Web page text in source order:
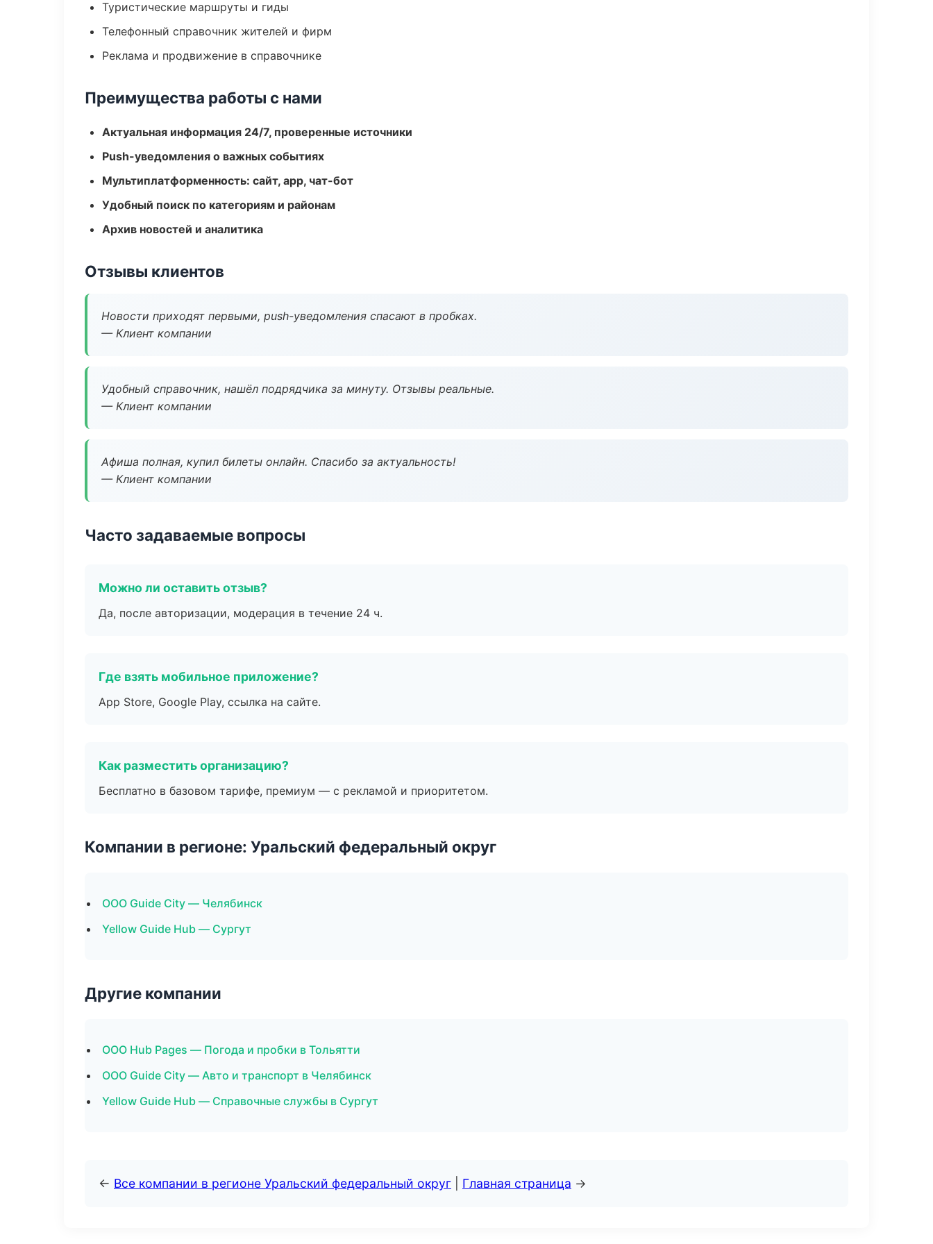
Туристические маршруты и гиды
Телефонный справочник жителей и фирм
Реклама и продвижение в справочнике
Преимущества работы с нами
Актуальная информация 24/7, проверенные источники
Push-уведомления о важных событиях
Мультиплатформенность: сайт, app, чат-бот
Удобный поиск по категориям и районам
Архив новостей и аналитика
Отзывы клиентов
Новости приходят первыми, push-уведомления спасают в пробках.
— Клиент компании
Удобный справочник, нашёл подрядчика за минуту. Отзывы реальные.
— Клиент компании
Афиша полная, купил билеты онлайн. Спасибо за актуальность!
— Клиент компании
Часто задаваемые вопросы
Можно ли оставить отзыв?
Да, после авторизации, модерация в течение 24 ч.
Где взять мобильное приложение?
App Store, Google Play, ссылка на сайте.
Как разместить организацию?
Бесплатно в базовом тарифе, премиум — с рекламой и приоритетом.
Компании в регионе: Уральский федеральный округ
ООО Guide City — Челябинск
Yellow Guide Hub — Сургут
Другие компании
ООО Hub Pages — Погода и пробки в Тольятти
ООО Guide City — Авто и транспорт в Челябинск
Yellow Guide Hub — Справочные службы в Сургут
← Все компании в регионе Уральский федеральный округ Главная страница →